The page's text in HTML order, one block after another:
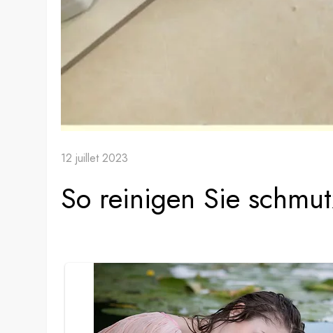
12 juillet 2023
So reinigen Sie